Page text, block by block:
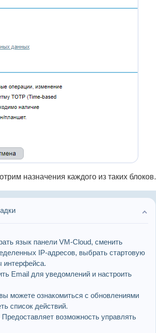
назначения каждого из таких блоков.
язык панели VM-Cloud, сменить
IP-адресов, выбрать стартовую
интерфейса.
Email для уведомлений и настроить
можете ознакомиться с обновлениями
список действий.
Предоставляет возможность управлять